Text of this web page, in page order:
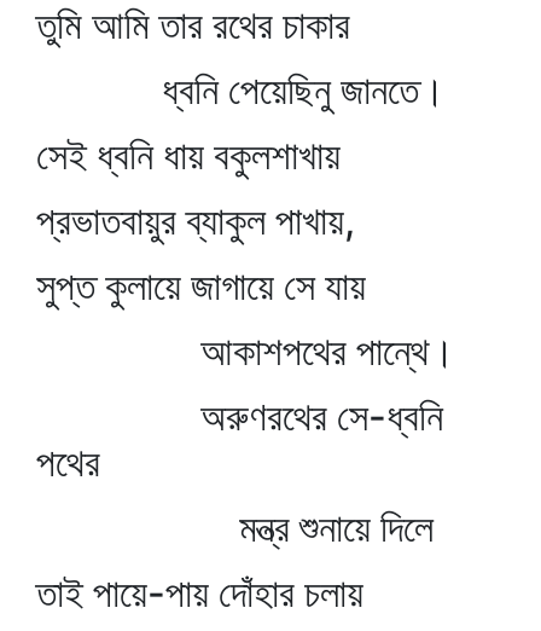
তুমি আমি তার রথের চাকার
ধ্বনি পেয়েছিনু জানতে।
সেই ধ্বনি ধায় বকুলশাখায়
প্রভাতবায়ুর ব্যাকুল পাখায়,
সুপ্ত কুলায়ে জাগায়ে সে যায়
আকাশপথের পান্থে।
অরুণরথের সে-ধ্বনি
পথের
মন্ত্র শুনায়ে দিলে
তাই পায়ে-পায় দোঁহার চলায়